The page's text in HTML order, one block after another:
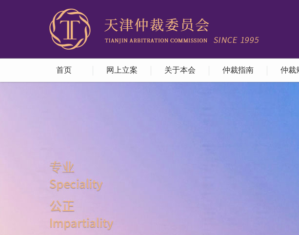
首页 网上立案 关于本会 仲裁指南 仲裁